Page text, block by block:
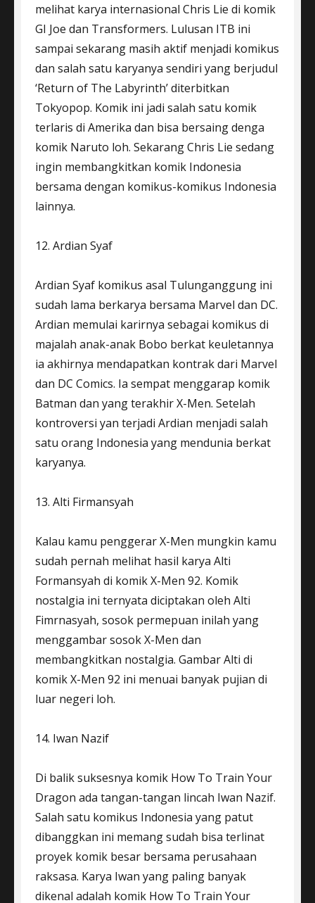
melihat karya internasional Chris Lie di komik
GI Joe dan Transformers. Lulusan ITB ini
sampai sekarang masih aktif menjadi komikus
dan salah satu karyanya sendiri yang berjudul
‘Return of The Labyrinth’ diterbitkan
Tokyopop. Komik ini jadi salah satu komik
terlaris di Amerika dan bisa bersaing denga
komik Naruto loh. Sekarang Chris Lie sedang
ingin membangkitkan komik Indonesia
bersama dengan komikus-komikus Indonesia
lainnya.
12. Ardian Syaf
Ardian Syaf komikus asal Tulunganggung ini
sudah lama berkarya bersama Marvel dan DC.
Ardian memulai karirnya sebagai komikus di
majalah anak-anak Bobo berkat keuletannya
ia akhirnya mendapatkan kontrak dari Marvel
dan DC Comics. Ia sempat menggarap komik
Batman dan yang terakhir X-Men. Setelah
kontroversi yan terjadi Ardian menjadi salah
satu orang Indonesia yang mendunia berkat
karyanya.
13. Alti Firmansyah
Kalau kamu penggerar X-Men mungkin kamu
sudah pernah melihat hasil karya Alti
Formansyah di komik X-Men 92. Komik
nostalgia ini ternyata diciptakan oleh Alti
Fimrnasyah, sosok permepuan inilah yang
menggambar sosok X-Men dan
membangkitkan nostalgia. Gambar Alti di
komik X-Men 92 ini menuai banyak pujian di
luar negeri loh.
14. Iwan Nazif
Di balik suksesnya komik How To Train Your
Dragon ada tangan-tangan lincah Iwan Nazif.
Salah satu komikus Indonesia yang patut
dibanggkan ini memang sudah bisa terlinat
proyek komik besar bersama perusahaan
raksasa. Karya Iwan yang paling banyak
dikenal adalah komik How To Train Your